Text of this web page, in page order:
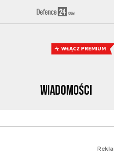
WŁĄCZ PREMIUM
Wiadomości